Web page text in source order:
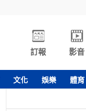
訂報 影音
文化 娛樂 體育